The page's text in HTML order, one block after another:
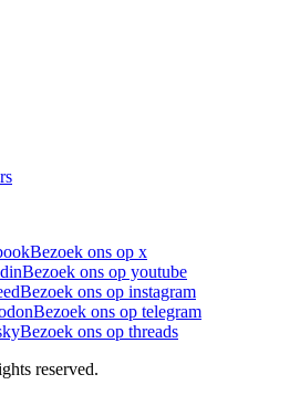
Bezoek ons op x
Bezoek ons op youtube
Bezoek ons op instagram
Bezoek ons op telegram
Bezoek ons op threads
reserved.